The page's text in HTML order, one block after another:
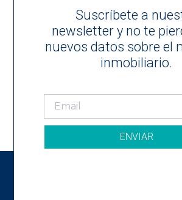
Suscríbete a
newsletter y no te
nuevos datos sobre el
inmobiliario.
ENVIAR